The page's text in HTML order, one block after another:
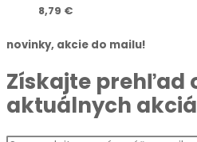
8,79 €
novinky, akcie do mailu!
Získajte prehľad
aktuálnych